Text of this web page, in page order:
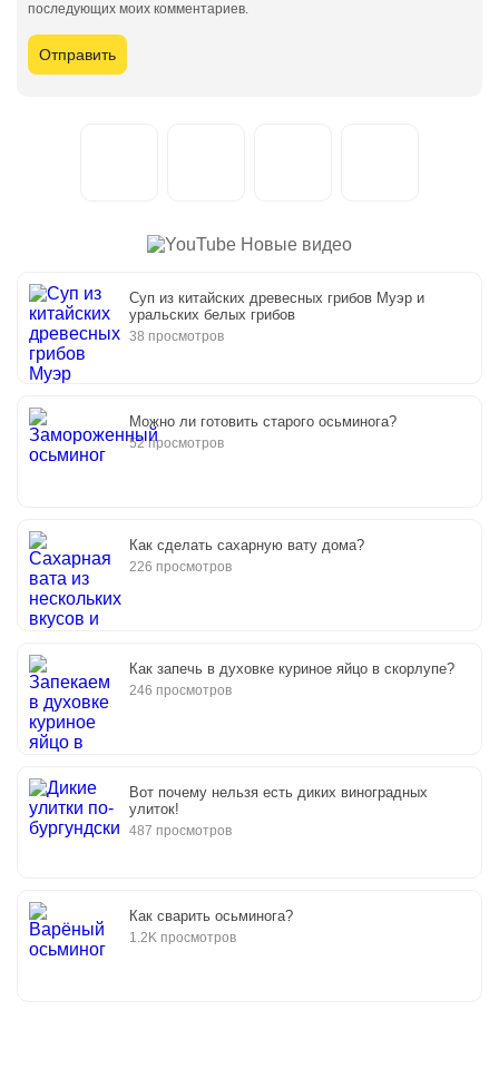
последующих моих комментариев.
Новые видео
Суп из китайских древесных грибов Муэр и
уральских белых грибов
38 просмотров
Можно ли готовить старого осьминога?
52 просмотров
Как сделать сахарную вату дома?
226 просмотров
Как запечь в духовке куриное яйцо в скорлупе?
246 просмотров
Вот почему нельзя есть диких виноградных
улиток!
487 просмотров
Как сварить осьминога?
1.2K просмотров